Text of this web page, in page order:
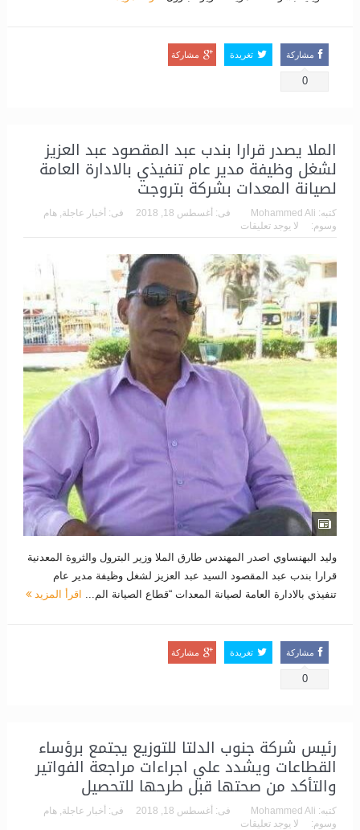
مشاركة
0
تغريدة مشاركة
الملا يصدر قرارا بندب عبد المقصود عبد العزيز
لشغل وظيفة مدير عام تنفيذي بالادارة العامة
لصيانة المعدات بشركة بتروجت
كتبه: Mohammed Ali فى: أغسطس 18, 2018 فى: أخبار عاجلة, هام
وسوم:
لا يوجد تعليقات
وليد البهنساوي اصدر المهندس طارق الملا وزير البترول والثروة المعدنية
قرارا بندب عبد المقصود السيد عبد العزيز لشغل وظيفة مدير عام
تنفيذي بالادارة العامة لصيانة المعدات “قطاع الصيانة الم... اقرأ المزيد
مشاركة
0
تغريدة مشاركة
رئيس شركة جنوب الدلتا للتوزيع يجتمع برؤساء
القطاعات ويشدد علي اجراءات مراجعة الفواتير
والتأكد من صحتها قبل طرحها للتحصيل
كتبه: Mohammed Ali فى: أغسطس 18, 2018 فى: أخبار عاجلة هام
وسوم:
لا يوجد تعليقات